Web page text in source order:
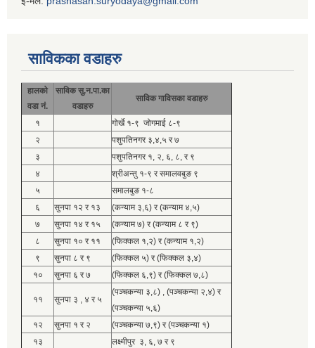
साविकका वडाहरु
हालको
वडा नं.
साविक सु.न.पा.का
वडाहरु
साविक गाविसका वडाहरु
१
गोर्खे १-९ जोगमाई ८-९
२
पशुपतिनगर ३,४,५ र ७
३
पशुपतिनगर १, २, ६, ८, र ९
४
श्रीअन्तु १-९ र समालवबुङ ९
५
समालबुङ १-८
६
सुनपा १२ र १३
(कन्याम ३,६) र (कन्याम ४,५)
७
सुनपा १४ र १५
(कन्याम ७) र (कन्याम ८ र ९)
८
सुनपा १० र ११
(फिक्कल १,२) र (कन्याम १,२)
९
सुनपा ८ र ९
(फिक्कल ५) र (फिक्कल ३,४)
१०
सुनपा ६ र ७ (फिक्कल ६,९) र (फिक्कल ७,८)
११ सुनपा ३ , ४ र ५
(पञ्चकन्या ३,८) , (पञ्चकन्या २,४) र
(पञ्चकन्या ५,६)
१२
सुनपा १ र २
(पञ्चकन्या ७,९) र (पञ्चकन्या १)
१३
लक्ष्मीपुर ३, ६, ७ र ९